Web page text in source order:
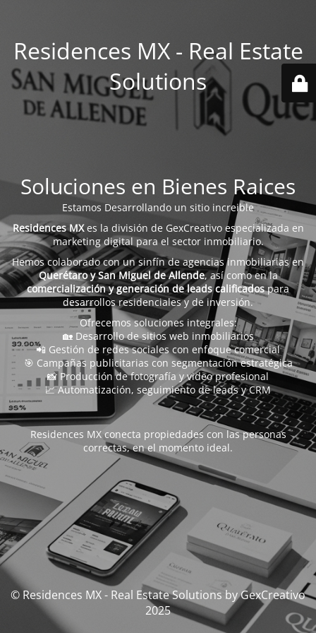
Residences MX - Real Estate
Solutions
Soluciones en Bienes Raices
Estamos Desarrollando un sitio increible
Residences MXes la división de GexCreativo especializada en
marketing digital para el sector inmobiliario.
Hemos colaborado con un sinfín de agencias inmobiliarias en
Querétaro y San Miguel de Allende, así como en la
comercialización y generación de leads calificadospara
desarrollos residenciales y de inversión.
Ofrecemos soluciones integrales:
🏡 Desarrollo de sitios web inmobiliarios
📲 Gestión de redes sociales con enfoque comercial
🎯 Campañas publicitarias con segmentación estratégica
📸 Producción de fotografía y video profesional
📈 Automatización, seguimiento de leads y CRM
Residences MX conecta propiedades con las personas
correctas, en el momento ideal.
© Residences MX - Real Estate Solutions by GexCreativo
2025